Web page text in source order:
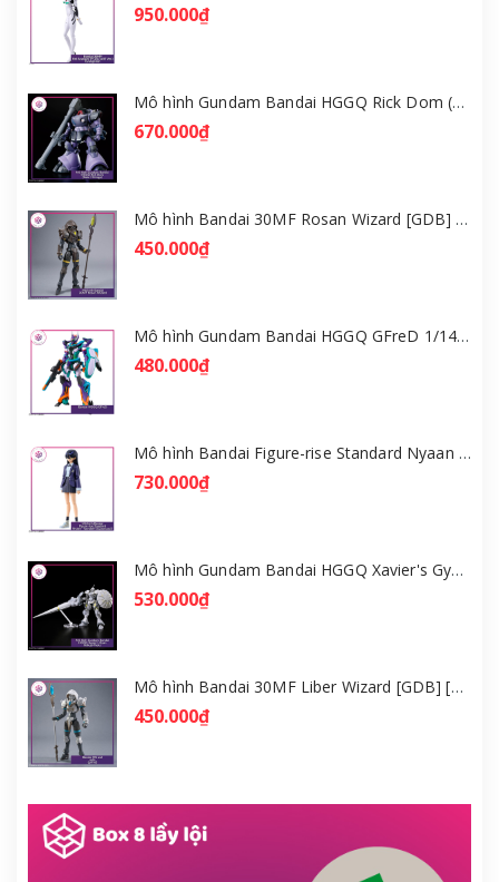
950.000₫
Mô hình Gundam Bandai HGGQ Rick Dom (Gaia / Ortega) 1/144 [GDB] [BHG]
670.000₫
Mô hình Bandai 30MF Rosan Wizard [GDB] [30MF]
450.000₫
Mô hình Gundam Bandai HGGQ GFreD 1/144 [GDB] [BHG]
480.000₫
Mô hình Bandai Figure-rise Standard Nyaan - Gundam GQuuuuuuX [GDB] [FRS]
730.000₫
Mô hình Gundam Bandai HGGQ Xavier's Gyan Hakuji-Packs 1/144 [GDB] [BHG]
530.000₫
Mô hình Bandai 30MF Liber Wizard [GDB] [30MF]
450.000₫